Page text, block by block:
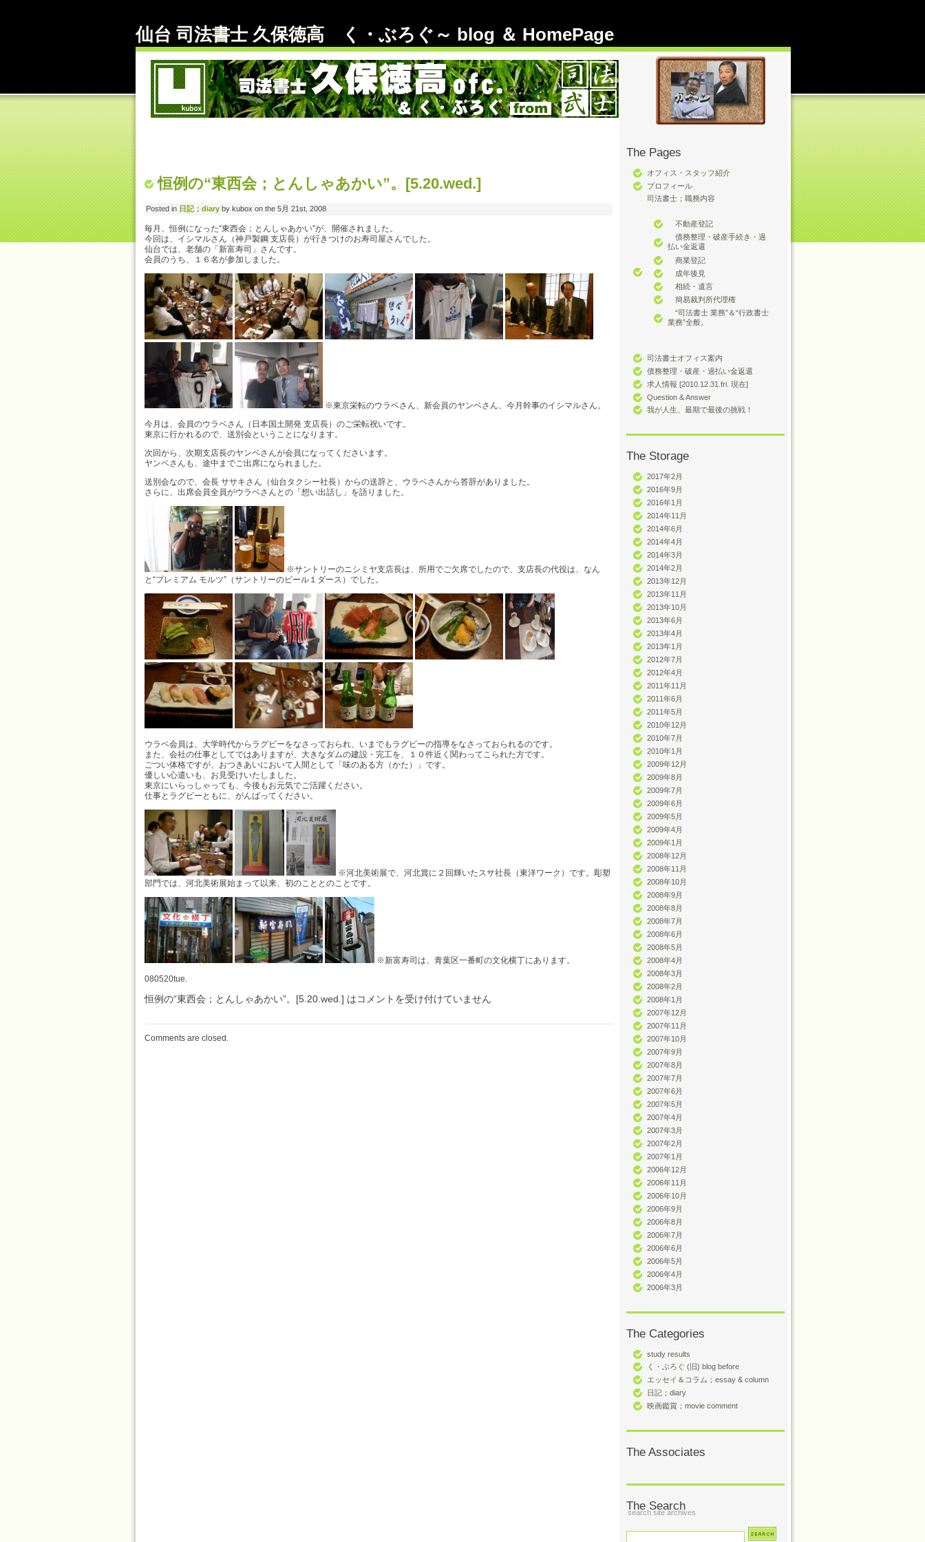
仙台 司法書士 久保徳高 く・ぶろぐ～ blog ＆ HomePage
The Pages
オフィス・スタッフ紹介
プロフィール
司法書士；職務内容
不動産登記
債務整理・破産手続き・過
払い金返還
商業登記
成年後見
相続・遺言
簡易裁判所代理権
“司法書士 業務”＆“行政書士
業務”全般。
司法書士オフィス案内
債務整理・破産・過払い金返還
求人情報 [2010.12.31.fri. 現在]
Question & Answer
我が人生、最期で最後の挑戦！
The Storage
2017年2月
2016年9月
2016年1月
2014年11月
2014年6月
2014年4月
2014年3月
2014年2月
2013年12月
2013年11月
2013年10月
2013年6月
2013年4月
2013年1月
2012年7月
2012年4月
2011年11月
2011年6月
2011年5月
2010年12月
2010年7月
2010年1月
2009年12月
2009年8月
2009年7月
2009年6月
2009年5月
2009年4月
2009年1月
2008年12月
2008年11月
2008年10月
2008年9月
2008年8月
2008年7月
2008年6月
2008年5月
2008年4月
2008年3月
2008年2月
2008年1月
2007年12月
2007年11月
2007年10月
2007年9月
2007年8月
2007年7月
2007年6月
2007年5月
2007年4月
2007年3月
2007年2月
2007年1月
2006年12月
2006年11月
2006年10月
2006年9月
2006年8月
2006年7月
2006年6月
2006年5月
2006年4月
2006年3月
The Categories
study results
く・ぶろぐ (旧) blog before
エッセイ＆コラム；essay & column
日記；diary
映画鑑賞；movie comment
The Associates
The Search
search site archives
恒例の“東西会；とんしゃあかい”。[5.20.wed.]
Posted in 日記；diaryby kubox on the 5月 21st, 2008
毎月、恒例になった“東西会；とんしゃあかい”が、開催されました。
今回は、イシマルさん（神戸製鋼 支店長）が行きつけのお寿司屋さんでした。
仙台では、老舗の「新富寿司」さんです。
会員のうち、１６名が参加しました。
※東京栄転のウラベさん、新会員のヤンベさん、今月幹事のイシマルさん。
今月は、会員のウラベさん（日本国土開発 支店長）のご栄転祝いです。
東京に行かれるので、送別会ということになります。
次回から、次期支店長のヤンベさんが会員になってくださいます。
ヤンベさんも、途中までご出席になられました。
送別会なので、会長 ササキさん（仙台タクシー社長）からの送辞と、ウラベさんから答辞がありました。
さらに、出席会員全員がウラベさんとの「想い出話し」を語りました。
※サントリーのニシミヤ支店長は、所用でご欠席でしたので、支店長の代役は、なん
と“プレミアム モルツ”（サントリーのビール１ダース）でした。
ウラベ会員は、大学時代からラグビーをなさっておられ、いまでもラグビーの指導をなさっておられるのです。
また、会社の仕事としてではありますが、大きなダムの建設・完工を、１０件近く関わってこられた方です。
ごつい体格ですが、おつきあいにおいて人間として「味のある方（かた）」です。
優しい心遣いも、お見受けいたしました。
東京にいらっしゃっても、今後もお元気でご活躍ください。
仕事とラグビーともに、がんばってください。
※河北美術展で、河北賞に２回輝いたスサ社長（東洋ワーク）です。彫塑
部門では、河北美術展始まって以来、初のこととのことです。
※新富寿司は、青葉区一番町の文化横丁にあります。
080520tue.
恒例の“東西会；とんしゃあかい”。[5.20.wed.] はコメントを受け付けていません
Comments are closed.